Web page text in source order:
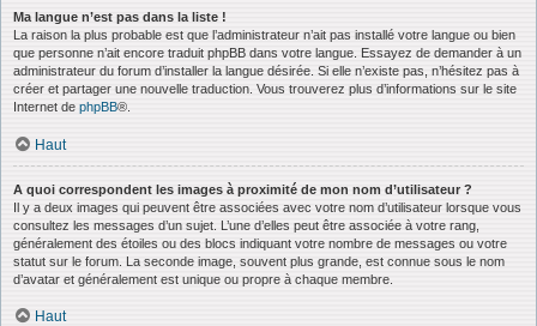
Ma langue n’est pas dans la liste !
La raison la plus probable est que l’administrateur n’ait pas installé votre langue ou bien
que personne n’ait encore traduit phpBB dans votre langue. Essayez de demander à un
administrateur du forum d’installer la langue désirée. Si elle n’existe pas, n’hésitez pas à
créer et partager une nouvelle traduction. Vous trouverez plus d’informations sur le site
Internet de phpBB®.
Haut
A quoi correspondent les images à proximité de mon nom d’utilisateur ?
Il y a deux images qui peuvent être associées avec votre nom d’utilisateur lorsque vous
consultez les messages d’un sujet. L’une d’elles peut être associée à votre rang,
généralement des étoiles ou des blocs indiquant votre nombre de messages ou votre
statut sur le forum. La seconde image, souvent plus grande, est connue sous le nom
d’avatar et généralement est unique ou propre à chaque membre.
Haut